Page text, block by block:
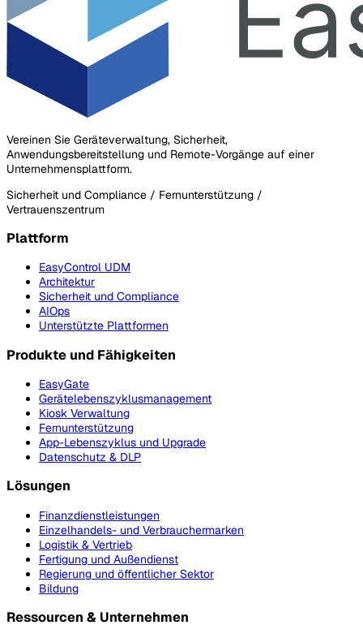
Vereinen Sie Geräteverwaltung, Sicherheit,
Anwendungsbereitstellung und Remote-Vorgänge auf einer
Unternehmensplattform.
Sicherheit und Compliance / Fernunterstützung /
Vertrauenszentrum
Plattform
EasyControl UDM
Architektur
Sicherheit und Compliance
AIOps
Unterstützte Plattformen
Produkte und Fähigkeiten
EasyGate
Gerätelebenszyklusmanagement
Kiosk Verwaltung
Fernunterstützung
App-Lebenszyklus und Upgrade
Datenschutz & DLP
Lösungen
Finanzdienstleistungen
Einzelhandels- und Verbrauchermarken
Logistik & Vertrieb
Fertigung und Außendienst
Regierung und öffentlicher Sektor
Bildung
Ressourcen & Unternehmen